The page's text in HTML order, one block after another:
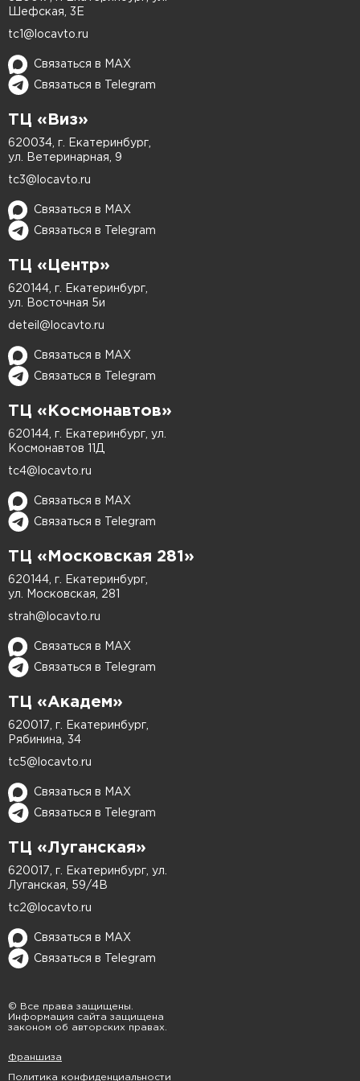
устранение вмятин и царапин, но и
качественную покраску автомобиля с точным
подбором оттенка, что позволяет восстановить
заводской вид кузова.
При необходимости также выполняем полную
обеспечить безопасность и долговечность
эксплуатации. Благодаря наличию склада
ремонт Granta проводится оперативно без
длительного ожидания. Обращайтесь в наш
сервис, если вашему авто требуется
Шефская, 3Е
tc1@locavto.ru
Связаться в MAX
Связаться в Telegram
ТЦ «Виз»
620034, г. Екатеринбург,
ул. Ветеринарная, 9
tc3@locavto.ru
Связаться в MAX
Связаться в Telegram
ТЦ «Центр»
620144, г. Екатеринбург,
ул. Восточная 5и
deteil@locavto.ru
Связаться в MAX
Связаться в Telegram
ТЦ «Космонавтов»
620144, г. Екатеринбург, ул.
Космонавтов 11Д
tc4@locavto.ru
Связаться в MAX
Связаться в Telegram
ТЦ «Московская 281»
620144, г. Екатеринбург,
ул. Московская, 281
strah@locavto.ru
Связаться в MAX
Связаться в Telegram
ТЦ «Академ»
620017, г. Екатеринбург,
Рябинина, 34
tc5@locavto.ru
Связаться в MAX
Связаться в Telegram
ТЦ «Луганская»
620017, г. Екатеринбург, ул.
Луганская, 59/4В
tc2@locavto.ru
Связаться в MAX
Связаться в Telegram
© Все права защищены.
Информация сайта защищена
законом об авторских правах.
Франшиза
Политика конфиденциальности